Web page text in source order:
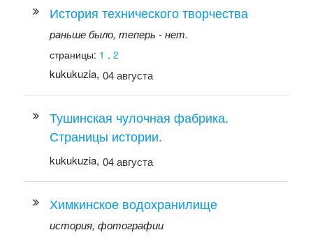
История технического творчества
раньше было, теперь - нет.
страницы: 1 .2
kukukuzia, 04 августа
Тушинская чулочная фабрика.
Страницы истории.
kukukuzia, 04 августа
Химкинское водохранилище
история, фотографии